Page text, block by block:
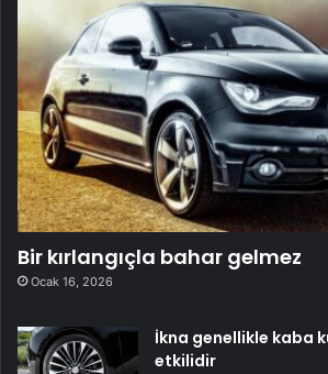
Bir kırlangıçla bahar gelmez
Ocak 16, 2026
İkna genellikle kaba
etkilidir